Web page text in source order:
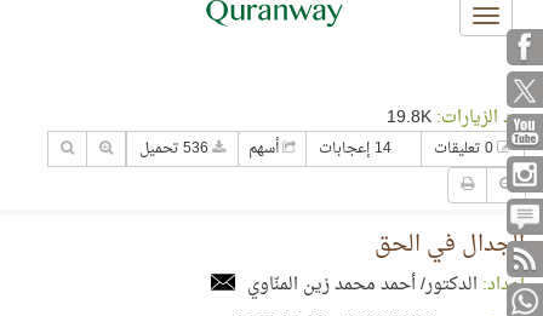
Toggle
navigation
عدد الزيارات:
14 إعجابات أسهم
الجدال في الحق
إعداد: الدكتور/ أحمد محمد زين المنّاوي